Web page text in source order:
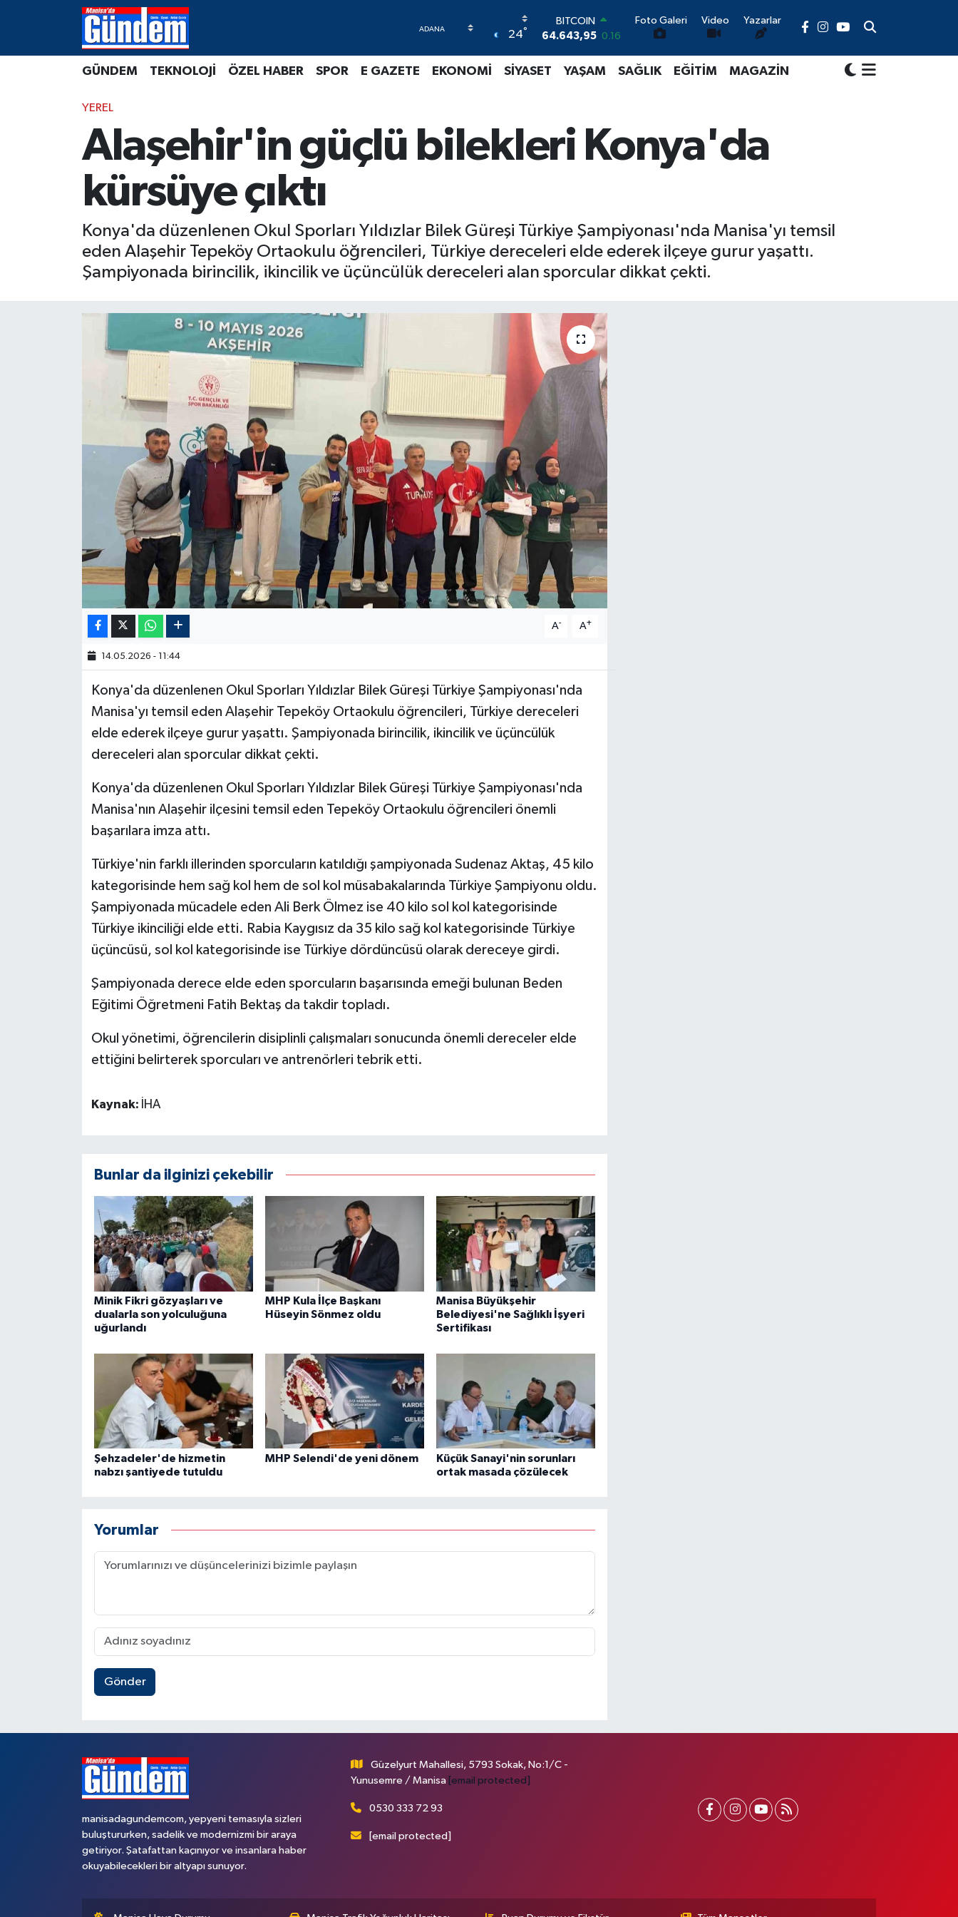
24°
BITCOIN
64.643,95 0.16
47,6704 0
64,2143
0
GRAM ALTIN
6500.87
0.12
Foto Galeri Video Yazarlar
GÜNDEM TEKNOLOJİ ÖZEL HABER SPOR E GAZETE EKONOMİ SİYASET YAŞAM SAĞLIK EĞİTİM MAGAZİN
YEREL
Alaşehir'in güçlü bilekleri Konya'da
kürsüye çıktı
Konya'da düzenlenen Okul Sporları Yıldızlar Bilek Güreşi Türkiye Şampiyonası'nda Manisa'yı temsil
eden Alaşehir Tepeköy Ortaokulu öğrencileri, Türkiye dereceleri elde ederek ilçeye gurur yaşattı.
Şampiyonada birincilik, ikincilik ve üçüncülük dereceleri alan sporcular dikkat çekti.
A- A+
14.05.2026 - 11:44
Konya'da düzenlenen Okul Sporları Yıldızlar Bilek Güreşi Türkiye Şampiyonası'nda
Manisa'yı temsil eden Alaşehir Tepeköy Ortaokulu öğrencileri, Türkiye dereceleri
elde ederek ilçeye gurur yaşattı. Şampiyonada birincilik, ikincilik ve üçüncülük
dereceleri alan sporcular dikkat çekti.
Konya'da düzenlenen Okul Sporları Yıldızlar Bilek Güreşi Türkiye Şampiyonası'nda
Manisa'nın Alaşehir ilçesini temsil eden Tepeköy Ortaokulu öğrencileri önemli
başarılara imza attı.
Türkiye'nin farklı illerinden sporcuların katıldığı şampiyonada Sudenaz Aktaş, 45 kilo
kategorisinde hem sağ kol hem de sol kol müsabakalarında Türkiye Şampiyonu oldu.
Şampiyonada mücadele eden Ali Berk Ölmez ise 40 kilo sol kol kategorisinde
Türkiye ikinciliği elde etti. Rabia Kaygısız da 35 kilo sağ kol kategorisinde Türkiye
üçüncüsü, sol kol kategorisinde ise Türkiye dördüncüsü olarak dereceye girdi.
Şampiyonada derece elde eden sporcuların başarısında emeği bulunan Beden
Eğitimi Öğretmeni Fatih Bektaş da takdir topladı.
Okul yönetimi, öğrencilerin disiplinli çalışmaları sonucunda önemli dereceler elde
ettiğini belirterek sporcuları ve antrenörleri tebrik etti.
Kaynak: İHA
Bunlar da ilginizi çekebilir
Minik Fikri gözyaşları ve
dualarla son yolculuğuna
uğurlandı
MHP Kula İlçe Başkanı
Hüseyin Sönmez oldu
Manisa Büyükşehir
Belediyesi'ne Sağlıklı İşyeri
Sertifikası
Şehzadeler'de hizmetin
nabzı şantiyede tutuldu
MHP Selendi'de yeni dönem
Küçük Sanayi'nin sorunları
ortak masada çözülecek
Yorumlar
Gönder
manisadagundemcom, yepyeni temasıyla sizleri
buluştururken, sadelik ve modernizmi bir araya
getiriyor. Şatafattan kaçınıyor ve insanlara haber
okuyabilecekleri bir altyapı sunuyor.
Güzelyurt Mahallesi, 5793 Sokak, No:1/C -
Yunusemre / Manisa [email protected]
0530 333 72 93
[email protected]
Manisa Hava Durumu
Süper Lig Puan Durumu ve Fikstür
Tüm Manşetler
Son Dakika Haberleri
Haber Arşivi